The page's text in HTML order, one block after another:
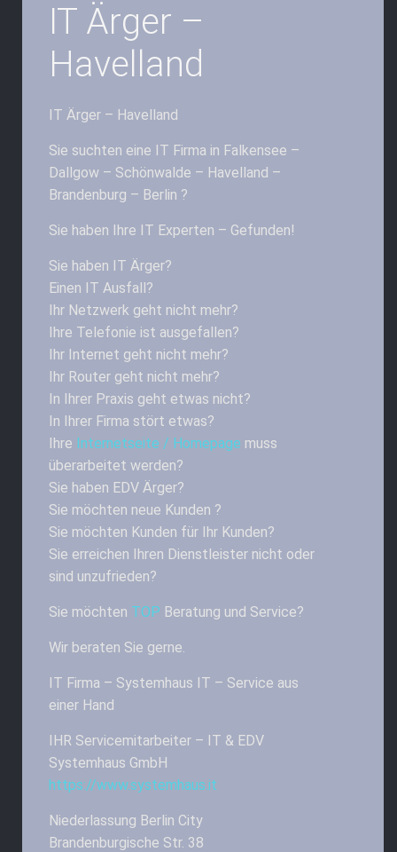
IT Ärger –
Havelland
IT Ärger – Havelland
Sie suchten eine IT Firma in Falkensee –
Dallgow – Schönwalde – Havelland –
Brandenburg – Berlin ?
Sie haben Ihre IT Experten – Gefunden!
Sie haben IT Ärger?
Einen IT Ausfall?
Ihr Netzwerk geht nicht mehr?
Ihre Telefonie ist ausgefallen?
Ihr Internet geht nicht mehr?
Ihr Router geht nicht mehr?
In Ihrer Praxis geht etwas nicht?
In Ihrer Firma stört etwas?
Ihre Internetseite / Homepage muss
überarbeitet werden?
Sie haben EDV Ärger?
Sie möchten neue Kunden ?
Sie möchten Kunden für Ihr Kunden?
Sie erreichen Ihren Dienstleister nicht oder
sind unzufrieden?
Sie möchten TOP Beratung und Service?
Wir beraten Sie gerne.
IT Firma – Systemhaus IT – Service aus
einer Hand
IHR Servicemitarbeiter – IT & EDV
Systemhaus GmbH
https://www.systemhaus.it
Niederlassung Berlin City
Brandenburgische Str. 38